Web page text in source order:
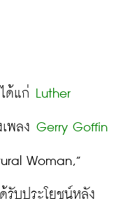
ด้แก่ Luther
พลง Gerry Goffin
Woman,”
รับประโยชน์หลัง